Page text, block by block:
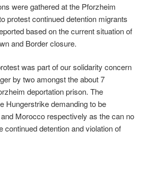
were gathered at the Pforzheim
protest continued detention migrants
based on the current situation of
and Border closure.
was part of our solidarity concern
by two amongst the about 7
deportation prison. The
Hungerstrike demanding to be
Morocco respectively as the can no
continued detention and violation of